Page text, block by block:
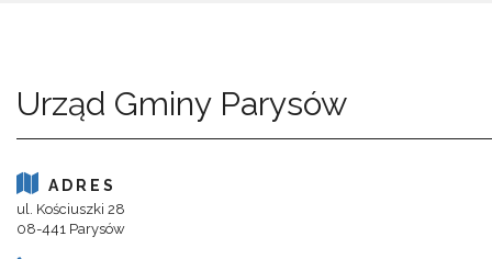
Urząd Gminy Parysów
ADRES
ul. Kościuszki 28
08-441 Parysów